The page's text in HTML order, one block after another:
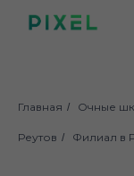
Главная / Очные
Реутов / Филиал в